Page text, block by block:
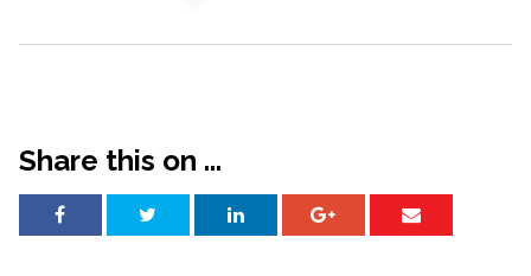
Share this on ...